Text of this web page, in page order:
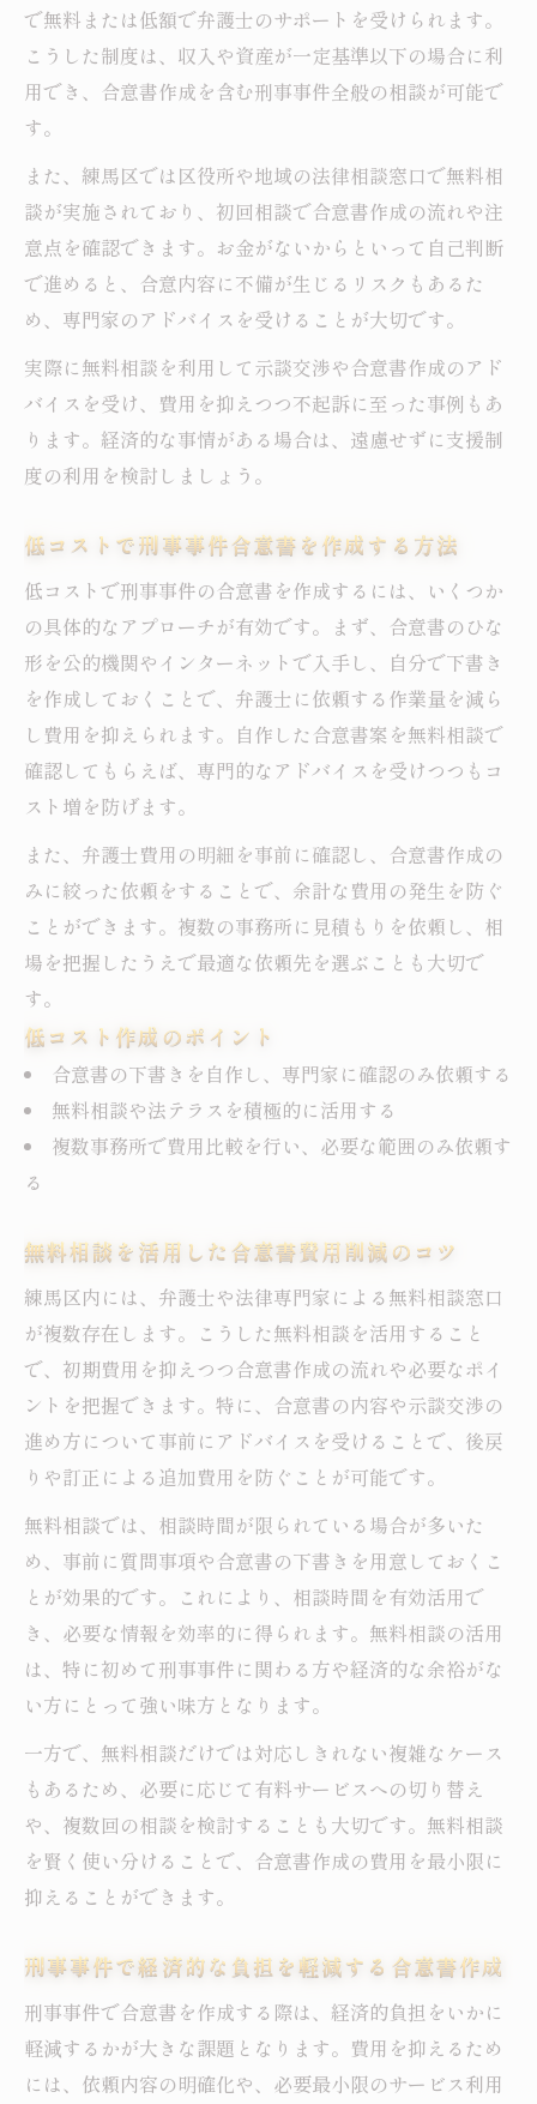
で無料または低額で弁護士のサポートを受けられます。
こうした制度は、収入や資産が一定基準以下の場合に利
用でき、合意書作成を含む刑事事件全般の相談が可能で
す。
また、練馬区では区役所や地域の法律相談窓口で無料相
談が実施されており、初回相談で合意書作成の流れや注
意点を確認できます。お金がないからといって自己判断
で進めると、合意内容に不備が生じるリスクもあるた
め、専門家のアドバイスを受けることが大切です。
実際に無料相談を利用して示談交渉や合意書作成のアド
バイスを受け、費用を抑えつつ不起訴に至った事例もあ
ります。経済的な事情がある場合は、遠慮せずに支援制
度の利用を検討しましょう。
低コストで刑事事件合意書を作成する方法
低コストで刑事事件の合意書を作成するには、いくつか
の具体的なアプローチが有効です。まず、合意書のひな
形を公的機関やインターネットで入手し、自分で下書き
を作成しておくことで、弁護士に依頼する作業量を減ら
し費用を抑えられます。自作した合意書案を無料相談で
確認してもらえば、専門的なアドバイスを受けつつもコ
スト増を防げます。
また、弁護士費用の明細を事前に確認し、合意書作成の
みに絞った依頼をすることで、余計な費用の発生を防ぐ
ことができます。複数の事務所に見積もりを依頼し、相
場を把握したうえで最適な依頼先を選ぶことも大切で
す。
低コスト作成のポイント
合意書の下書きを自作し、専門家に確認のみ依頼する
無料相談や法テラスを積極的に活用する
複数事務所で費用比較を行い、必要な範囲のみ依頼す
る
無料相談を活用した合意書費用削減のコツ
練馬区内には、弁護士や法律専門家による無料相談窓口
が複数存在します。こうした無料相談を活用すること
で、初期費用を抑えつつ合意書作成の流れや必要なポイ
ントを把握できます。特に、合意書の内容や示談交渉の
進め方について事前にアドバイスを受けることで、後戻
りや訂正による追加費用を防ぐことが可能です。
無料相談では、相談時間が限られている場合が多いた
め、事前に質問事項や合意書の下書きを用意しておくこ
とが効果的です。これにより、相談時間を有効活用で
き、必要な情報を効率的に得られます。無料相談の活用
は、特に初めて刑事事件に関わる方や経済的な余裕がな
い方にとって強い味方となります。
一方で、無料相談だけでは対応しきれない複雑なケース
もあるため、必要に応じて有料サービスへの切り替え
や、複数回の相談を検討することも大切です。無料相談
を賢く使い分けることで、合意書作成の費用を最小限に
抑えることができます。
刑事事件で経済的な負担を軽減する合意書作成
刑事事件で合意書を作成する際は、経済的負担をいかに
軽減するかが大きな課題となります。費用を抑えるため
には、依頼内容の明確化や、必要最小限のサービス利用